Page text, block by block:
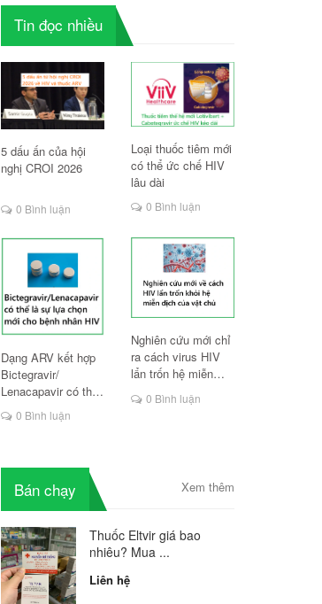
Tin đọc nhiều
5 dấu ấn của hội
nghị CROI 2026
0 Bình luận
Loại thuốc tiêm mới
có thể ức chế HIV
lâu dài
0 Bình luận
Dạng ARV kết hợp
Bictegravir/
Lenacapavir có thể
là lựa chọn mới cho
người HIV
0 Bình luận
Nghiên cứu mới chỉ
ra cách virus HIV
lẩn trốn hệ miễn
0 Bình luận
Bán chạy Xem thêm
Thuốc Eltvir giá bao
nhiêu? Mua ...
Liên hệ